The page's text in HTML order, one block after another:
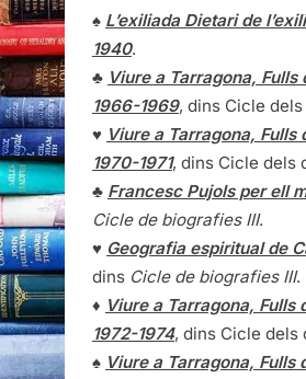
♠ L’exiliada Dietari de
1940.
♣ Viure a Tarragona, Fulls
1966-1969, dins Cicle
♥ Viure a Tarragona, Fulls
1970-1971, dins Cicle dels
♣ Francesc Pujols per ell
Cicle de biografies III.
♥ Geografia espiritual de
dins Cicle de biografies III.
♦ Viure a Tarragona, Fulls
1972-1974, dins Cicle dels
♠ Viure a Tarragona, Fulls